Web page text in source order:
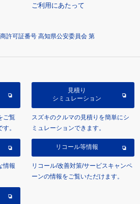
ご利用にあたって
許可証番号 高知県公安委員会 第
ご覧
。
見積り
シミュレーション
スズキのクルマの見積りを簡単にシ
ミュレーションできます。
情報
リコール等情報
リコール/改善対策/サービスキャンペ
ーンの情報をご覧いただけます。